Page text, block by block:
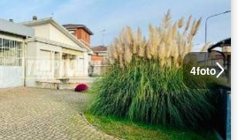
4foto